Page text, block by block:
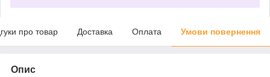
про товар Доставка Оплата Умови повернення
Опис